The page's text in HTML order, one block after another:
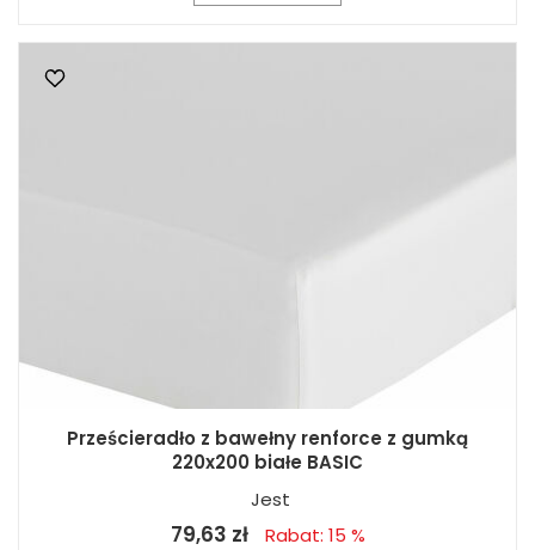
Prześcieradło z bawełny renforce z gumką
220x200 białe BASIC
Jest
79,63 zł Rabat: 15 %